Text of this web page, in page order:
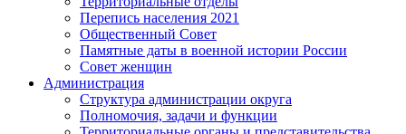
Перепись населения 2021
Общественный Совет
Памятные даты в военной истории России
Совет женщин
Администрация
Структура администрации округа
Полномочия, задачи и функции